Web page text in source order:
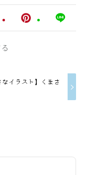
なイラスト】くまさ